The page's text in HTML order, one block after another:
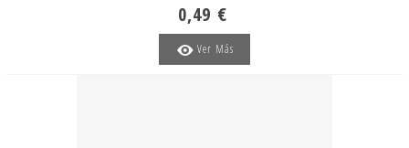
0,49 €
Ver Más